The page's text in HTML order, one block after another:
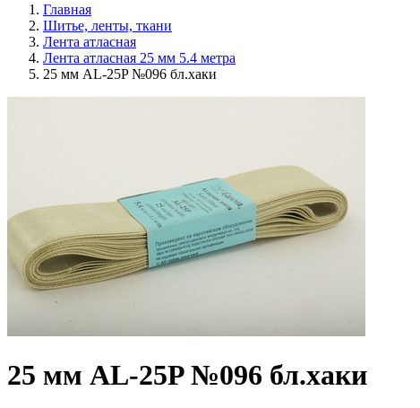
Главная
Шитье, ленты, ткани
Лента атласная
Лента атласная 25 мм 5.4 метра
25 мм AL-25P №096 бл.хаки
25 мм AL-25P №096 бл.хаки